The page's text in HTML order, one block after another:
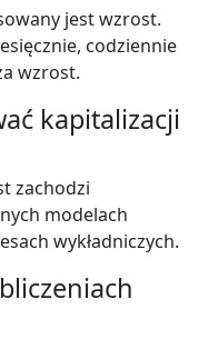
jest wzrost.
codziennie
wzrost.
kapitalizacji
zachodzi
modelach
wykładniczych.